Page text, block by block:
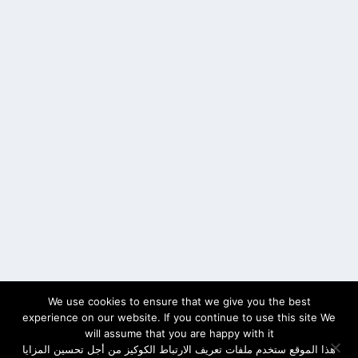
We use cookies to ensure that we give you the best
experience on our website. If you continue to use this site We
will assume that you are happy with it
هذا الموقع ستخدم ملفات تعريف الارتباط الكوكيز من أجل تحسين المزايا